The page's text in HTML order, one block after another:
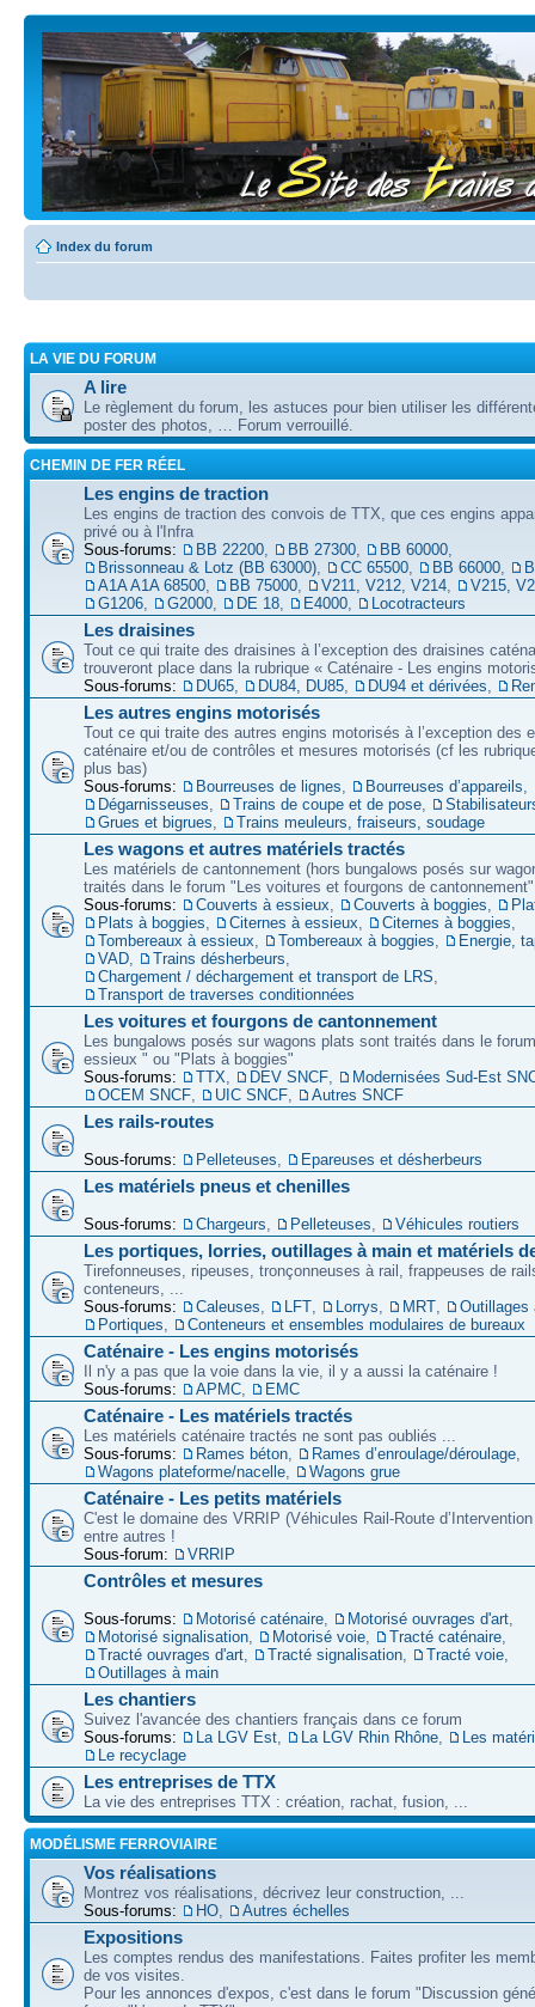
Index du forum
LA VIE DU FORUM
A lire
Le règlement du forum, les astuces pour bien utiliser les
poster des photos, … Forum verrouillé.
CHEMIN DE FER RÉEL
Les engins de traction
Les engins de traction des convois de TTX, que ces engins
privé ou à l'Infra
Sous-forums:
BB 22200 BB 27300 BB 60000
Brissonneau & Lotz (BB 63000)
CC 65500 BB 66000
A1A A1A 68500
BB 75000 V211, V212, V214
V215,
G1206
G2000 DE 18 E4000 Locotracteurs
Les draisines
Tout ce qui traite des draisines à l’exception des draisines
trouveront place dans la rubrique « Caténaire - Les engins
Sous-forums:
DU65 DU84, DU85 DU94 et dérivées
Les autres engins motorisés
Tout ce qui traite des autres engins motorisés à l’exception des
caténaire et/ou de contrôles et mesures motorisés (cf les
plus bas)
Sous-forums:
Bourreuses de lignes Bourreuses d’appareils
Dégarnisseuses
Trains de coupe et de pose
Grues et bigrues
Trains meuleurs, fraiseurs, soudage
Les wagons et autres matériels tractés
Les matériels de cantonnement (hors bungalows posés sur
traités dans le forum "Les voitures et fourgons de cantonnement"
Sous-forums:
Couverts à essieux Couverts à boggies
Plats à boggies
Citernes à essieux Citernes à boggies
Tombereaux à essieux
Tombereaux à boggies
Energie,
VAD
Trains désherbeurs
Chargement / déchargement et transport de LRS
Transport de traverses conditionnées
Les voitures et fourgons de cantonnement
Les bungalows posés sur wagons plats sont traités dans le
essieux " ou "Plats à boggies"
Sous-forums:
TTX DEV SNCF
Modernisées Sud-Est
OCEM SNCF
UIC SNCF Autres SNCF
Les rails-routes
Sous-forums: Pelleteuses Epareuses et désherbeurs
Les matériels pneus et chenilles
Sous-forums: Chargeurs Pelleteuses Véhicules routiers
Les portiques, lorries, outillages à main et matériels
Tirefonneuses, ripeuses, tronçonneuses à rail, frappeuses de
conteneurs, ...
Sous-forums:
Caleuses LFT Lorrys MRT
Outillages
Portiques
Conteneurs et ensembles modulaires de bureaux
Caténaire - Les engins motorisés
Il n'y a pas que la voie dans la vie, il y a aussi la caténaire !
Sous-forums:
APMC EMC
Caténaire - Les matériels tractés
Les matériels caténaire tractés ne sont pas oubliés ...
Sous-forums:
Rames béton Rames d’enroulage/déroulage
Wagons plateforme/nacelle
Wagons grue
Caténaire - Les petits matériels
C'est le domaine des VRRIP (Véhicules Rail-Route
entre autres !
Sous-forum:
VRRIP
Contrôles et mesures
Sous-forums: Motorisé caténaire Motorisé ouvrages d'art
Motorisé signalisation
Motorisé voie Tracté caténaire
Tracté ouvrages d'art
Tracté signalisation Tracté voie
Outillages à main
Les chantiers
Suivez l'avancée des chantiers français dans ce forum
Sous-forums:
La LGV Est La LGV Rhin Rhône
Les
Le recyclage
Les entreprises de TTX
La vie des entreprises TTX : création, rachat, fusion, ...
MODÉLISME FERROVIAIRE
Vos réalisations
Montrez vos réalisations, décrivez leur construction, ...
Sous-forums:
HO Autres échelles
Expositions
Les comptes rendus des manifestations. Faites profiter les
de vos visites.
Pour les annonces d'expos, c'est dans le forum "Discussion